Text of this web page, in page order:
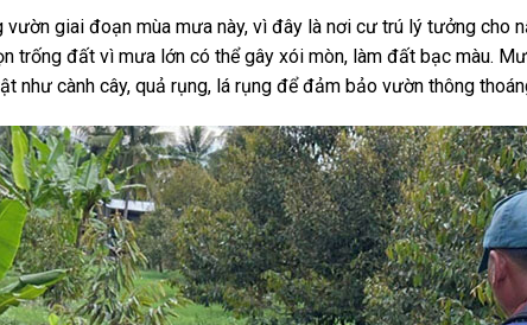
vườn giai đoạn mùa mưa này, vì đây là nơi cư trú lý tưởng cho
trống đất vì mưa lớn có thể gây xói mòn, làm đất bạc màu.
như cành cây, quả rụng, lá rụng để đảm bảo vườn thông